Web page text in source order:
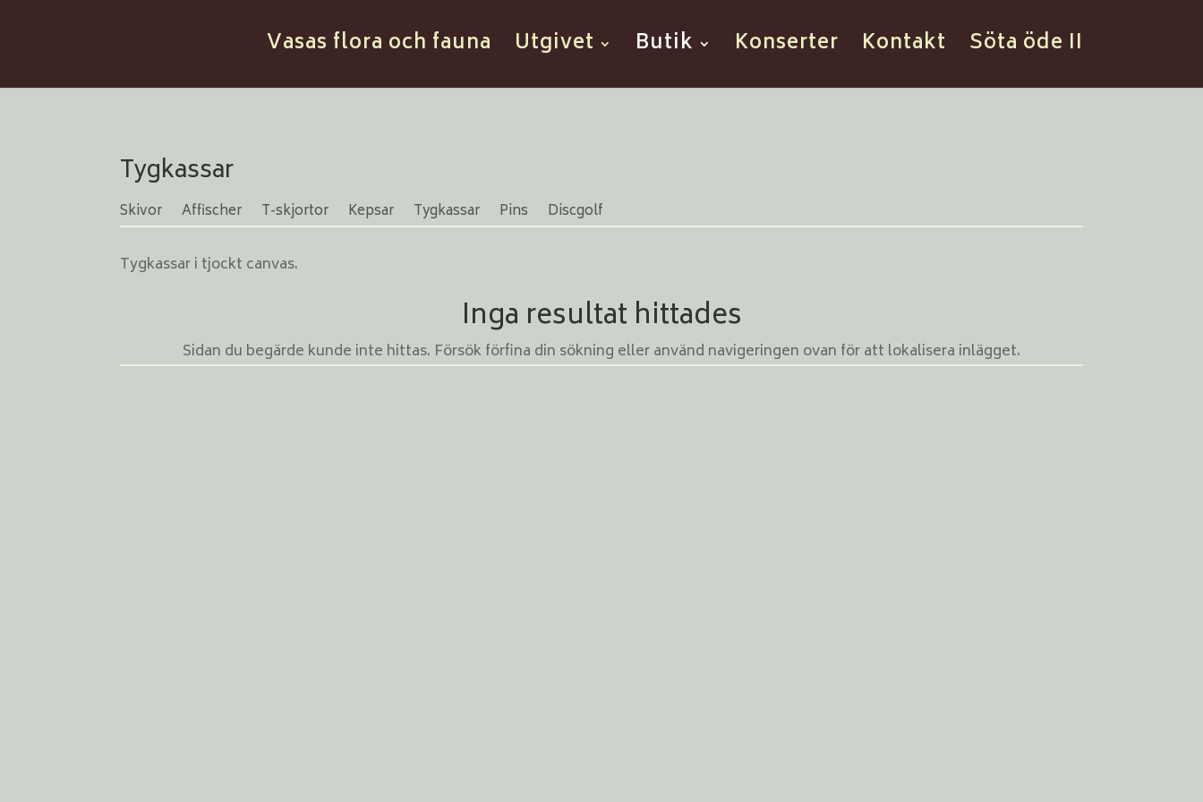
Vasas flora och fauna Utgivet Butik Konserter Kontakt Söta öde II
Tygkassar
Skivor Affischer T-skjortor Kepsar Tygkassar Pins Discgolf
Tygkassar i tjockt canvas.
Inga resultat hittades
Sidan du begärde kunde inte hittas. Försök förfina din sökning eller använd navigeringen ovan för att lokalisera inlägget.